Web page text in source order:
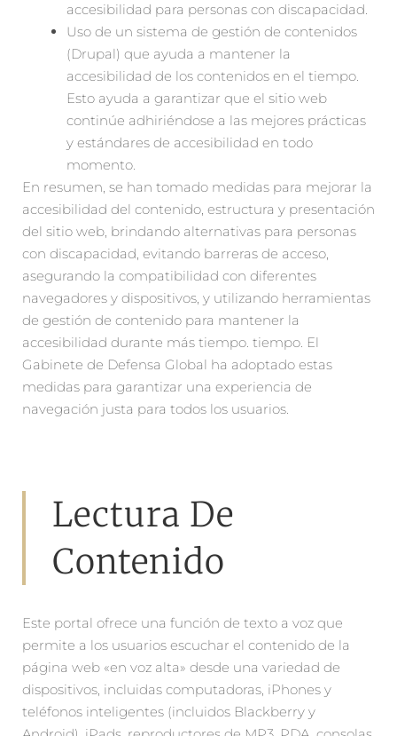
accesibilidad para personas con discapacidad.
Uso de un sistema de gestión de contenidos
(Drupal) que ayuda a mantener la
accesibilidad de los contenidos en el tiempo.
Esto ayuda a garantizar que el sitio web
continúe adhiriéndose a las mejores prácticas
y estándares de accesibilidad en todo
momento.
En resumen, se han tomado medidas para mejorar la
accesibilidad del contenido, estructura y presentación
del sitio web, brindando alternativas para personas
con discapacidad, evitando barreras de acceso,
asegurando la compatibilidad con diferentes
navegadores y dispositivos, y utilizando herramientas
de gestión de contenido para mantener la
accesibilidad durante más tiempo. tiempo. El
Gabinete de Defensa Global ha adoptado estas
medidas para garantizar una experiencia de
navegación justa para todos los usuarios.
Lectura De
Contenido
Este portal ofrece una función de texto a voz que
permite a los usuarios escuchar el contenido de la
página web «en voz alta» desde una variedad de
dispositivos, incluidas computadoras, iPhones y
teléfonos inteligentes (incluidos Blackberry y